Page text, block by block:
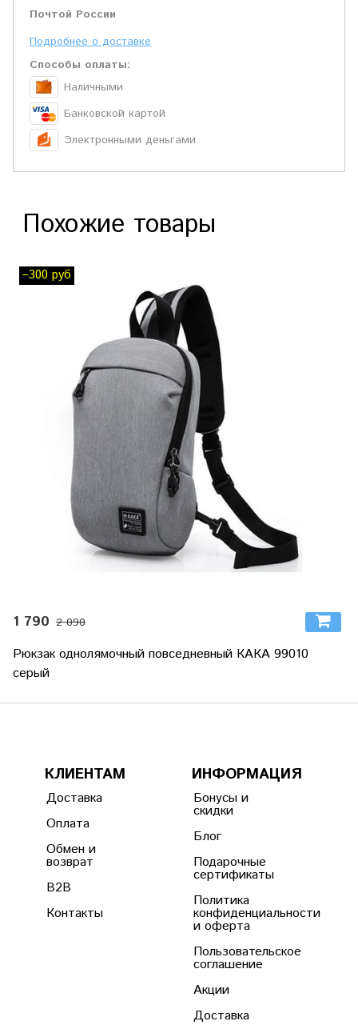
Почтой России
Подробнее о доставке
Способы оплаты:
Наличными
Банковской картой
Электронными деньгами
Похожие товары
–300 руб
1 790 2 090
Рюкзак однолямочный повседневный КАКА 99010
серый
КЛИЕНТАМ
Доставка
Оплата
Обмен и
возврат
B2B
Контакты
ИНФОРМАЦИЯ
Бонусы и
скидки
Блог
Подарочные
сертификаты
Политика
конфиденциальности
и оферта
Пользовательское
соглашение
Акции
Доставка